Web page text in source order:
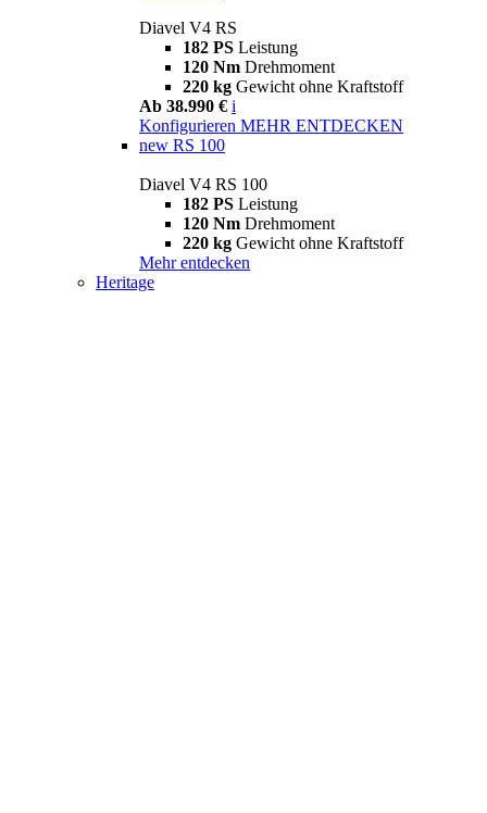
Diavel V4 RS
182 PS Leistung
120 Nm Drehmoment
220 kg Gewicht ohne Kraftstoff
Ab 38.990 € i
Konfigurieren MEHR ENTDECKEN
new RS 100
Diavel V4 RS 100
182 PS Leistung
120 Nm Drehmoment
220 kg Gewicht ohne Kraftstoff
Mehr entdecken
Heritage